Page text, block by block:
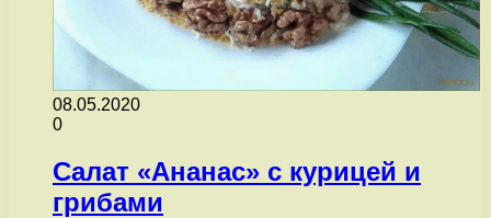
08.05.2020
0
Салат «Ананас» с курицей и
грибами